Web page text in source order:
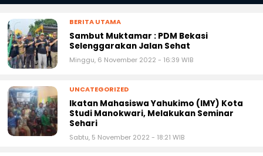
BERITA UTAMA
Sambut Muktamar : PDM Bekasi
Selenggarakan Jalan Sehat
UNCATEGORIZED
Ikatan Mahasiswa Yahukimo (IMY) Kota
Studi Manokwari, Melakukan Seminar
Sehari